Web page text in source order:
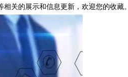
相关的展示和信息更新，欢迎您的收藏。